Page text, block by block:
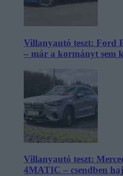
Villanyautó teszt: Ford
– már a kormányt sem
Villanyautó teszt:
4MATIC – csendben